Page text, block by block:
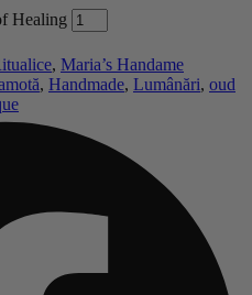
Healing
, Maria’s Handame
, Handmade, Lumânări, oud